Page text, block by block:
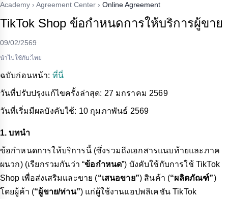
Academy › Agreement Center › Online Agreement
TikTok Shop ข้อกำหนดการให้บริการผู้ขาย
09/02/2569
นำไปใช้กับ:ไทย
ฉบับก่อนหน้า: ที่นี่
วันที่ปรับปรุงแก้ไขครั้งล่าสุด: 27 มกราคม 2569
วันที่เริ่มมีผลบังคับใช้: 10 กุมภาพันธ์ 2569
1. บทนำ
ข้อกำหนดการให้บริการนี้ (ซึ่งรวมถึงเอกสารแนบท้ายและภาค
ผนวก) (เรียกรวมกันว่า “ข้อกำหนด”) บังคับใช้กับการใช้ TikTok
Shop เพื่อส่งเสริมและขาย (“เสนอขาย”) สินค้า (“ผลิตภัณฑ์”)
โดยผู้ค้า (“ผู้ขาย/ท่าน”) แก่ผู้ใช้งานแอปพลิเคชัน TikTok